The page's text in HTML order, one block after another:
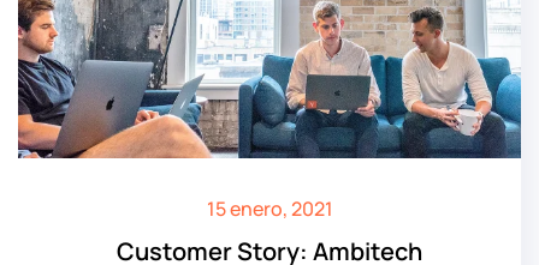
15 enero, 2021
Customer Story: Ambitech